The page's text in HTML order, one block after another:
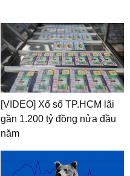
[VIDEO] Xổ số TP.HCM lãi
gần 1.200 tỷ đồng nửa đầu
năm